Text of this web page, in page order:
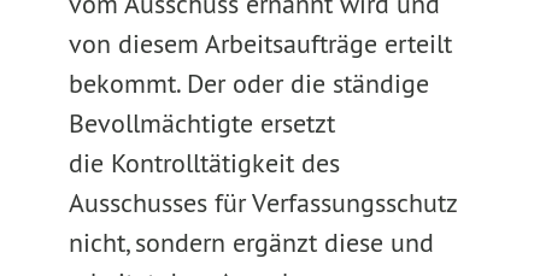
von diesem Arbeitsaufträge erteilt
bekommt. Der oder die ständige
Bevollmächtigte ersetzt
die Kontrolltätigkeit des
Ausschusses für Verfassungsschutz
nicht, sondern ergänzt diese und